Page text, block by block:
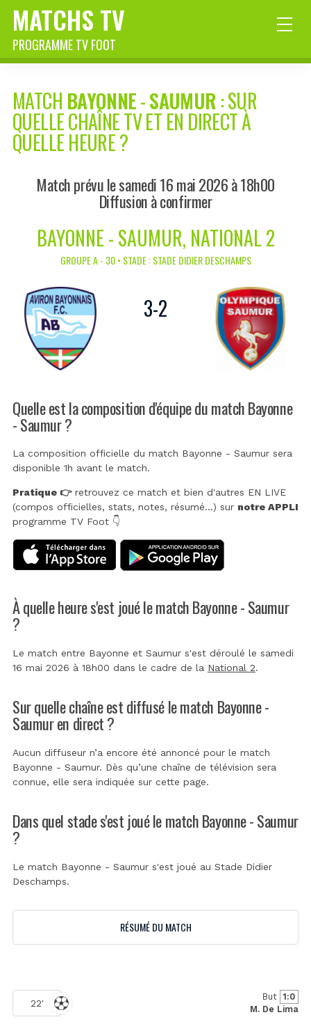
MATCHS TV
PROGRAMME TV FOOT
MATCH BAYONNE-SAUMUR: SUR
QUELLE CHAÎNE TV ET EN DIRECT À
QUELLE HEURE ?
Match prévu le samedi 16 mai 2026 à 18h00
Diffusion à confirmer
BAYONNE - SAUMUR, NATIONAL 2
GROUPE A - 30 • STADE : STADE DIDIER DESCHAMPS
3-2
Quelle est la composition d'équipe du match Bayonne
- Saumur ?
La composition officielle du match Bayonne - Saumur sera
disponible 1h avant le match.
Pratique 👉retrouvez ce match et bien d'autres EN LIVE
(compos officielles, stats, notes, résumé...) sur notre APPLI
programme TV Foot 👇
À quelle heure s'est joué le match Bayonne - Saumur
?
Le match entre Bayonne et Saumur s'est déroulé le samedi
16 mai 2026 à 18h00 dans le cadre de la National 2.
Sur quelle chaîne est diffusé le match Bayonne -
Saumur en direct ?
Aucun diffuseur n’a encore été annoncé pour le match
Bayonne - Saumur. Dès qu’une chaîne de télévision sera
connue, elle sera indiquée sur cette page.
Dans quel stade s'est joué le match Bayonne - Saumur
?
Le match Bayonne - Saumur s'est joué au Stade Didier
Deschamps.
RÉSUMÉ DU MATCH
22'
But 1:0
M. De Lima